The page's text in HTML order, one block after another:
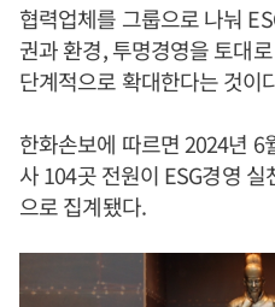
협력업체를 그룹으로 나눠
권과 환경, 투명경영을 토대
단계적으로 확대한다는 것이
한화손보에 따르면 2024년 6
사 104곳 전원이 ESG경영
으로 집계됐다.